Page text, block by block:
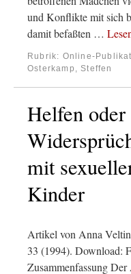
und Konflikte mit sich
damit befaßten …
Rubrik: Online-
Osterkamp, Steffen
Helfen oder
mit
Kinder
Artikel von Anna
33 (1994). Download:
Zusammenfassung